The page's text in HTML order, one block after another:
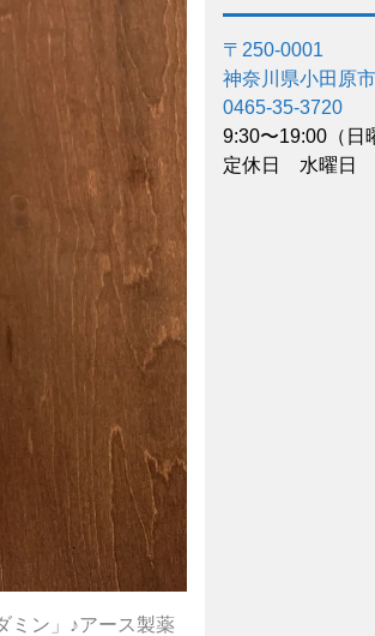
ミン」♪アース製薬
〒250-0001
神奈川県小田原
0465-35-3720
9:30〜19:00（日
定休日 水曜日